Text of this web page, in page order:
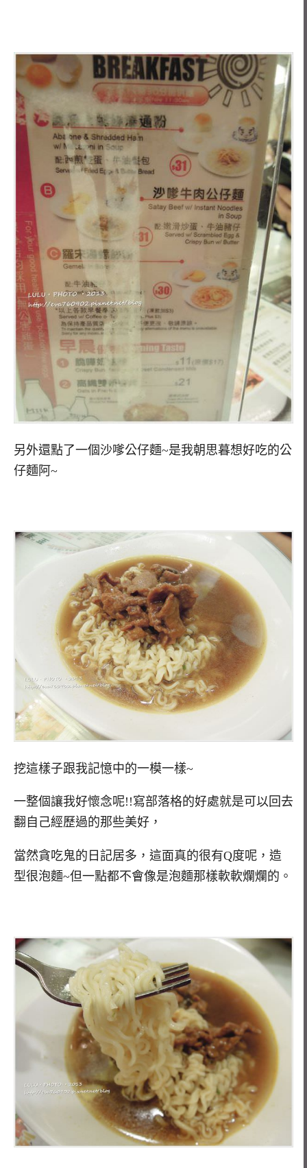
另外還點了一個沙嗲公仔麵~是我朝思暮想好吃的公
仔麵阿~
挖這樣子跟我記憶中的一模一樣~
一整個讓我好懷念呢!!寫部落格的好處就是可以回去
翻自己經歷過的那些美好，
當然貪吃鬼的日記居多，這面真的很有Q度呢，造
型很泡麵~但一點都不會像是泡麵那樣軟軟爛爛的。